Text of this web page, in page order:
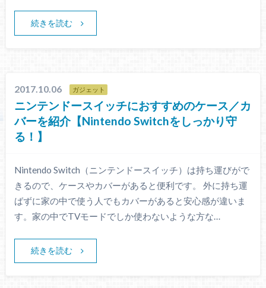
続きを読む
2017.10.06 ガジェット
ニンテンドースイッチにおすすめのケース／カ
バーを紹介【Nintendo Switchをしっかり守
る！】
Nintendo Switch（ニンテンドースイッチ）は持ち運びがで
きるので、ケースやカバーがあると便利です。 外に持ち運
ばずに家の中で使う人でもカバーがあると安心感が違いま
す。家の中でTVモードでしか使わないような方な…
続きを読む